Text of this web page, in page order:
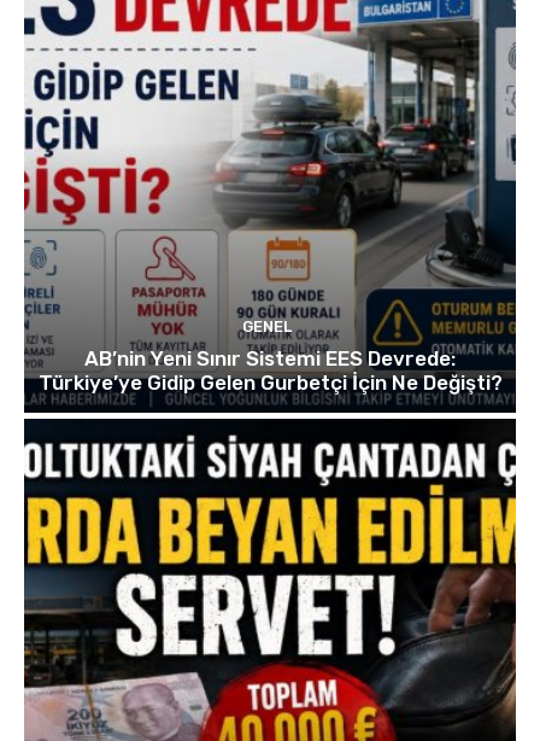
GENEL
AB’nin Yeni Sınır Sistemi EES Devrede:
Türkiye’ye Gidip Gelen Gurbetçi İçin Ne Değişti?